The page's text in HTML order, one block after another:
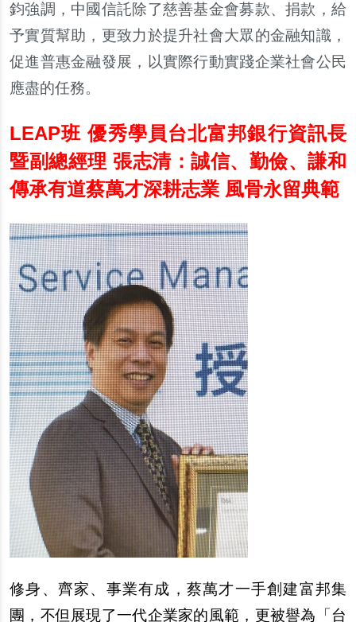
鈞強調，中國信託除了慈善基金會募款、捐款，給
予實質幫助，更致力於提升社會大眾的金融知識，
促進普惠金融發展，以實際行動實踐企業社會公民
應盡的任務。
LEAP班 優秀學員台北富邦銀行資訊長
暨副總經理 張志清：誠信、勤儉、謙和
傳承有道蔡萬才深耕志業 風骨永留典範
修身、齊家、事業有成，蔡萬才一手創建富邦集
團，不但展現了一代企業家的風範，更被譽為「台